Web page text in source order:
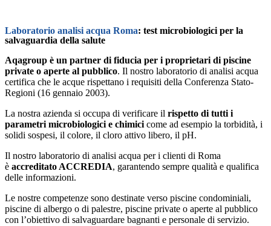
Laboratorio analisi acqua Roma: test microbiologici per la
salvaguardia della salute
Aqagroup è un partner di fiducia per i proprietari di piscine
private o aperte al pubblico. Il nostro laboratorio di analisi acqua
certifica che le acque rispettano i requisiti della Conferenza Stato-
Regioni (16 gennaio 2003).
La nostra azienda si occupa di verificare il rispetto di tutti i
parametri microbiologici e chimicicome ad esempio la torbidità, i
solidi sospesi, il colore, il cloro attivo libero, il pH.
Il nostro laboratorio di analisi acqua per i clienti di Roma
è accreditato ACCREDIA, garantendo sempre qualità e qualifica
delle informazioni.
Le nostre competenze sono destinate verso piscine condominiali,
piscine di albergo o di palestre, piscine private o aperte al pubblico
con l’obiettivo di salvaguardare bagnanti e personale di servizio.